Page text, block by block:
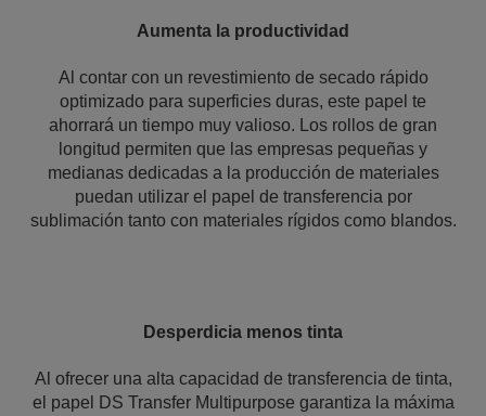
Aumenta la productividad
Al contar con un revestimiento de secado rápido
optimizado para superficies duras, este papel te
ahorrará un tiempo muy valioso. Los rollos de gran
longitud permiten que las empresas pequeñas y
medianas dedicadas a la producción de materiales
puedan utilizar el papel de transferencia por
sublimación tanto con materiales rígidos como blandos.
Desperdicia menos tinta
Al ofrecer una alta capacidad de transferencia de tinta,
el papel DS Transfer Multipurpose garantiza la máxima